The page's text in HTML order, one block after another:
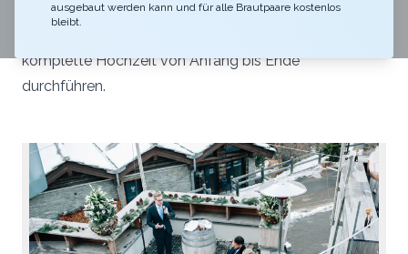
populärste Hochzeitslocation. Von Zeremonie über
komplette Hochzeit von Anfang bis Ende
durchführen.
ausgebaut werden kann und für alle Brautpaare kostenlos
bleibt.